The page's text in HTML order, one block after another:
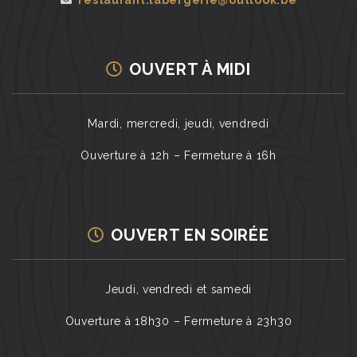
OUVERT À MIDI
Mardi, mercredi, jeudi, vendredi
Ouverture à 12h – Fermeture à 16h
OUVERT EN SOIRÉE
Jeudi, vendredi et samedi
Ouverture à 18h30 – Fermeture à 23h30